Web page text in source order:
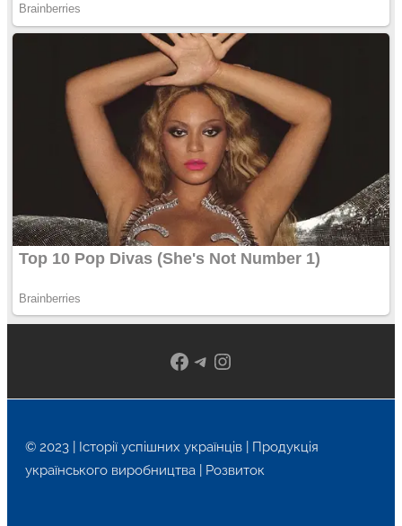
Facebook
Telegram
Instagram
© 2023 | Історії успішних українців | Продукція
українського виробництва | Розвиток